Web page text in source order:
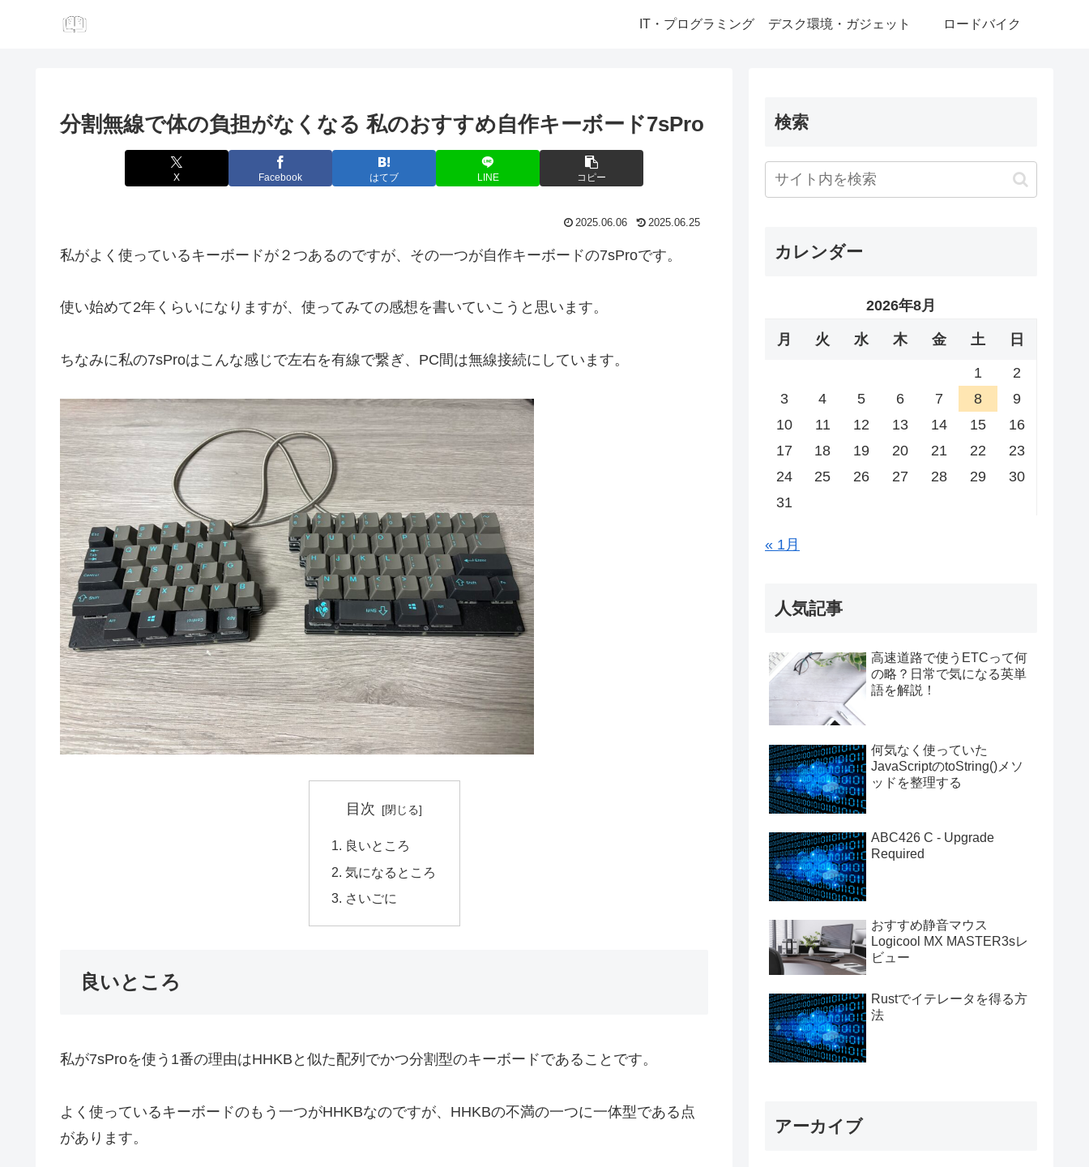
IT・プログラミング デスク環境・ガジェット ロードバイク
分割無線で体の負担がなくなる 私のおすすめ自作キーボード7sPro
X Facebook はてブ LINE コピー
2025.06.06 2025.06.25
私がよく使っているキーボードが２つあるのですが、その一つが自作キーボードの7sProです。
使い始めて2年くらいになりますが、使ってみての感想を書いていこうと思います。
ちなみに私の7sProはこんな感じで左右を有線で繋ぎ、PC間は無線接続にしています。
目次
良いところ
気になるところ
さいごに
良いところ
私が7sProを使う1番の理由はHHKBと似た配列でかつ分割型のキーボードであることです。
よく使っているキーボードのもう一つがHHKBなのですが、HHKBの不満の一つに一体型である点
があります。
検索
カレンダー
2026年8月
月 火 水 木 金 土 日
1
2
3
4 5 6 7 8
9
10
11 12 13 14 15
16
17
18 19 20 21 22
23
24
25 26 27 28 29
30
31
« 1月
人気記事
高速道路で使うETCって何
の略？日常で気になる英単
語を解説！
何気なく使っていた
JavaScriptのtoString()メソ
ッドを整理する
ABC426 C - Upgrade
Required
おすすめ静音マウス
Logicool MX MASTER3sレ
ビュー
Rustでイテレータを得る方
法
アーカイブ